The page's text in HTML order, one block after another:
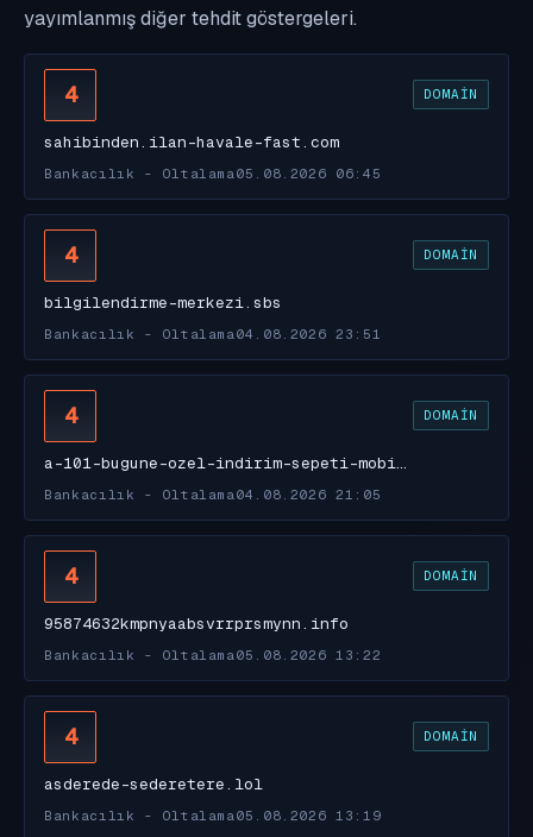
yayımlanmış diğer tehdit göstergeleri.
4 DOMAIN
sahibinden.ilan-havale-fast.com
Bankacılık - Oltalama 05.08.2026 06:45
4 DOMAIN
bilgilendirme-merkezi.sbs
Bankacılık - Oltalama 04.08.2026 23:51
4 DOMAIN
a-101-bugune-ozel-indirim-sepeti-mobi…
Bankacılık - Oltalama 04.08.2026 21:05
4 DOMAIN
95874632kmpnyaabsvrrprsmynn.info
Bankacılık - Oltalama 05.08.2026 13:22
4 DOMAIN
asderede-sederetere.lol
Bankacılık - Oltalama 05.08.2026 13:19